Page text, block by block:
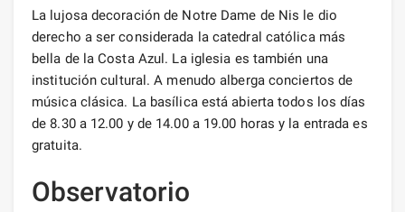
La lujosa decoración de Notre Dame de Nis le dio
derecho a ser considerada la catedral católica más
bella de la Costa Azul. La iglesia es también una
institución cultural. A menudo alberga conciertos de
música clásica. La basílica está abierta todos los días
de 8.30 a 12.00 y de 14.00 a 19.00 horas y la entrada es
gratuita.
Observatorio